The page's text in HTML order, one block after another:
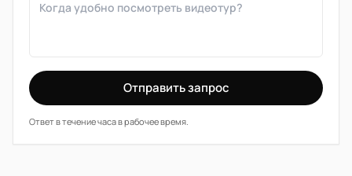
Отправить запрос
Ответ в течение часа в рабочее время.